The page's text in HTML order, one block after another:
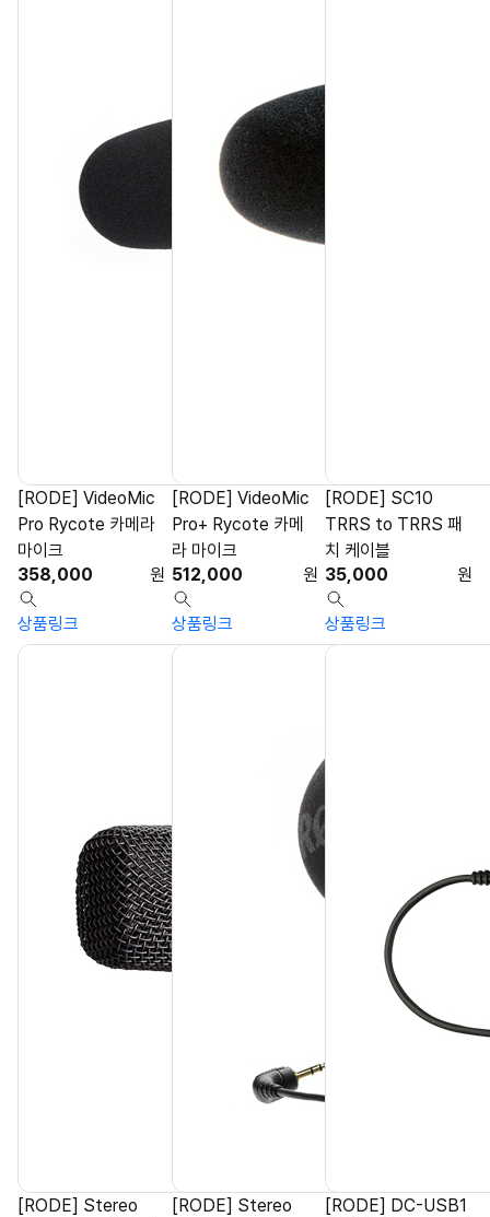
[RODE] VideoMic
Pro Rycote 카메라
마이크
358,000
원
상품링크
[RODE] VideoMic
Pro+ Rycote 카메
라 마이크
512,000
원
상품링크
[RODE] SC10
TRRS to TRRS 패
치 케이블
35,000
원
상품링크
[RODE] Stereo
[RODE] Stereo
[RODE] DC-USB1